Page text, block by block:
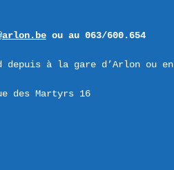
ou au 063/600.654
depuis à la gare d’Arlon ou en
des Martyrs 16